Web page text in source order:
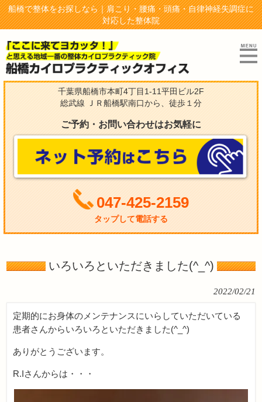
船橋で整体をお探しなら｜肩こり・腰痛・頭痛・自律神経失調症に
対応した整体院
千葉県船橋市本町4丁目1-11平田ビル2F
総武線 ＪＲ船橋駅南口から、徒歩１分
ご予約・お問い合わせはお気軽に
047-425-2159
タップして電話する
いろいろといただきました(^_^)
2022/02/21
定期的にお身体のメンテナンスにいらしていただいている
患者さんからいろいろといただきました(^_^)
ありがとうございます。
R.Iさんからは・・・